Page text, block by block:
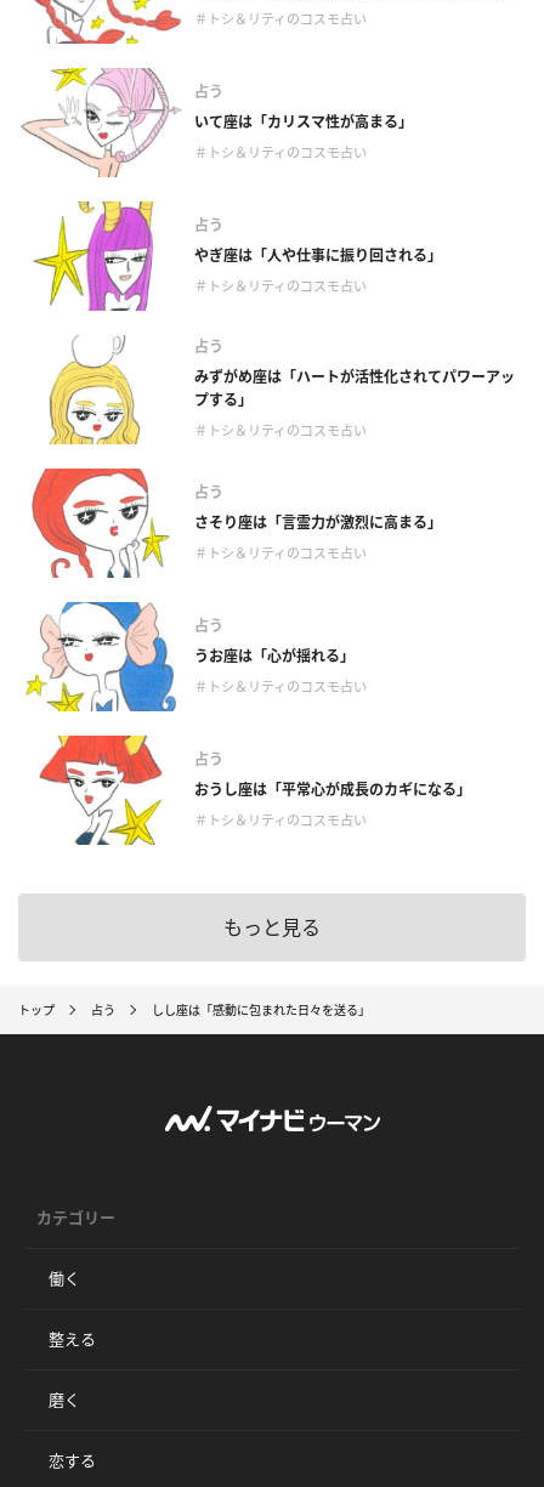
＃トシ＆リティのコスモ占い
占う
いて座は「カリスマ性が高まる」
＃トシ＆リティのコスモ占い
占う
やぎ座は「人や仕事に振り回される」
＃トシ＆リティのコスモ占い
占う
みずがめ座は「ハートが活性化されてパワーアッ
プする」
＃トシ＆リティのコスモ占い
占う
さそり座は「言霊力が激烈に高まる」
＃トシ＆リティのコスモ占い
占う
うお座は「心が揺れる」
＃トシ＆リティのコスモ占い
占う
おうし座は「平常心が成長のカギになる」
＃トシ＆リティのコスモ占い
もっと見る
トップ 占う しし座は「感動に包まれた日々を送る」
カテゴリー
働く
整える
磨く
恋する